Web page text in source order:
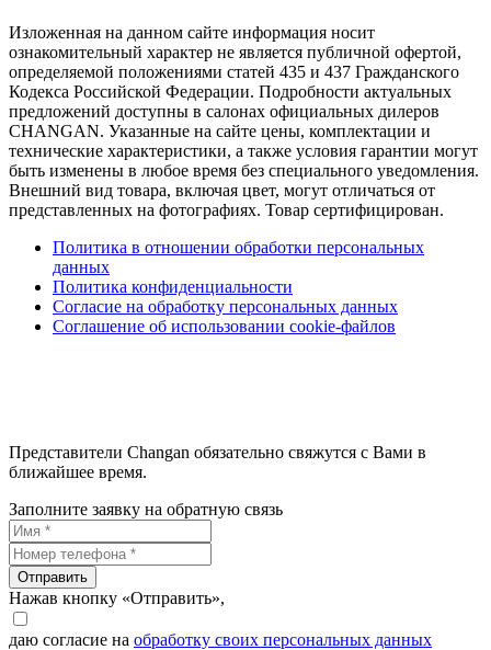
Изложенная на данном сайте информация носит
ознакомительный характер не является публичной офертой,
определяемой положениями статей 435 и 437 Гражданского
Кодекса Российской Федерации. Подробности актуальных
предложений доступны в салонах официальных дилеров
CHANGAN. Указанные на сайте цены, комплектации и
технические характеристики, а также условия гарантии могут
быть изменены в любое время без специального уведомления.
Внешний вид товара, включая цвет, могут отличаться от
представленных на фотографиях. Товар сертифицирован.
Политика в отношении обработки персональных
данных
Политика конфиденциальности
Согласие на обработку персональных данных
Соглашение об использовании cookie-файлов
Представители Changan обязательно свяжутся с Вами в
ближайшее время.
Заполните заявку на обратную связь
Отправить
Нажав кнопку «Отправить»,
даю согласие на обработку своих персональных данных